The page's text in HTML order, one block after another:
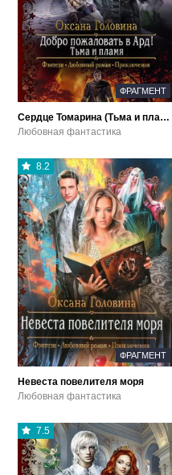
ФРАГМЕНТ
Сердце Томарина (Тьма и пламя)
Любовная фантастика
8.2
ФРАГМЕНТ
Невеста повелителя моря
Любовная фантастика
7.5